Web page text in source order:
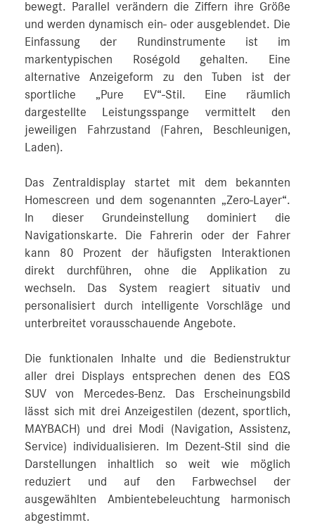
bewegt. Parallel verändern die Ziffern ihre Größe
und werden dynamisch ein- oder ausgeblendet. Die
Einfassung der Rundinstrumente ist im
markentypischen Roségold gehalten. Eine
alternative Anzeigeform zu den Tuben ist der
sportliche „Pure EV“-Stil. Eine räumlich
dargestellte Leistungsspange vermittelt den
jeweiligen Fahrzustand (Fahren, Beschleunigen,
Laden).
Das Zentraldisplay startet mit dem bekannten
Homescreen und dem sogenannten „Zero-Layer“.
In dieser Grundeinstellung dominiert die
Navigationskarte. Die Fahrerin oder der Fahrer
kann 80 Prozent der häufigsten Interaktionen
direkt durchführen, ohne die Applikation zu
wechseln. Das System reagiert situativ und
personalisiert durch intelligente Vorschläge und
unterbreitet vorausschauende Angebote.
Die funktionalen Inhalte und die Bedienstruktur
aller drei Displays entsprechen denen des EQS
SUV von Mercedes-Benz. Das Erscheinungsbild
lässt sich mit drei Anzeigestilen (dezent, sportlich,
MAYBACH) und drei Modi (Navigation, Assistenz,
Service) individualisieren. Im Dezent-Stil sind die
Darstellungen inhaltlich so weit wie möglich
reduziert und auf den Farbwechsel der
ausgewählten Ambientebeleuchtung harmonisch
abgestimmt.